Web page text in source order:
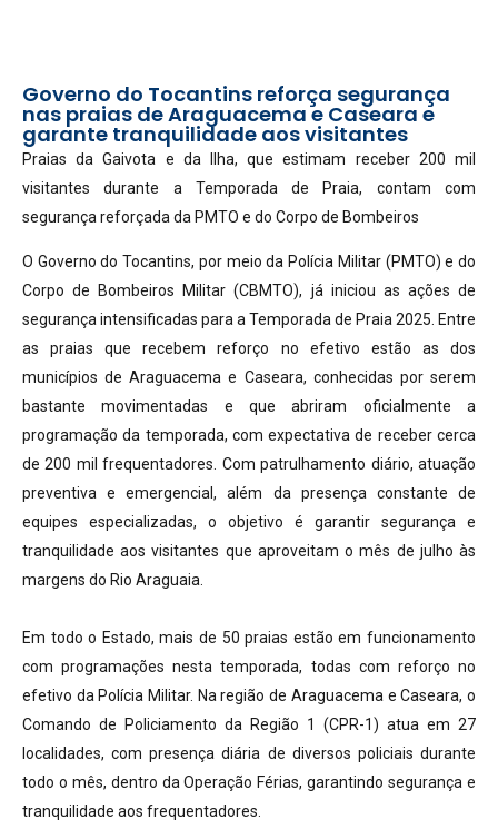
Governo do Tocantins reforça segurança
nas praias de Araguacema e Caseara e
garante tranquilidade aos visitantes
Praias da Gaivota e da Ilha, que estimam receber 200 mil
visitantes durante a Temporada de Praia, contam com
segurança reforçada da PMTO e do Corpo de Bombeiros
O Governo do Tocantins, por meio da Polícia Militar (PMTO) e do
Corpo de Bombeiros Militar (CBMTO), já iniciou as ações de
segurança intensificadas para a Temporada de Praia 2025. Entre
as praias que recebem reforço no efetivo estão as dos
municípios de Araguacema e Caseara, conhecidas por serem
bastante movimentadas e que abriram oficialmente a
programação da temporada, com expectativa de receber cerca
de 200 mil frequentadores. Com patrulhamento diário, atuação
preventiva e emergencial, além da presença constante de
equipes especializadas, o objetivo é garantir segurança e
tranquilidade aos visitantes que aproveitam o mês de julho às
margens do Rio Araguaia.
Em todo o Estado, mais de 50 praias estão em funcionamento
com programações nesta temporada, todas com reforço no
efetivo da Polícia Militar. Na região de Araguacema e Caseara, o
Comando de Policiamento da Região 1 (CPR-1) atua em 27
localidades, com presença diária de diversos policiais durante
todo o mês, dentro da Operação Férias, garantindo segurança e
tranquilidade aos frequentadores.